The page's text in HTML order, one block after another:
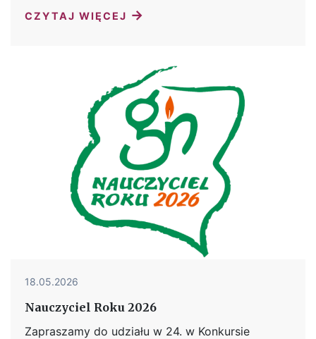
CZYTAJ WIĘCEJ →
18.05.2026
Nauczyciel Roku 2026
Zapraszamy do udziału w 24. w Konkursie